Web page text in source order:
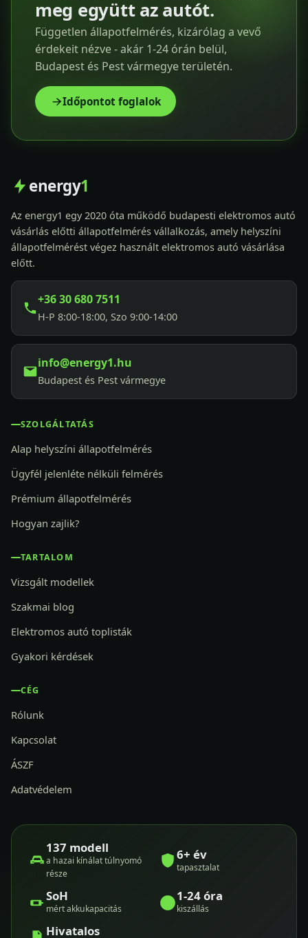
meg együtt az autót.
Független állapotfelmérés, kizárólag a vevő
érdekeit nézve - akár 1-24 órán belül,
Budapest és Pest vármegye területén.
Időpontot foglalok
energy1
Az energy1 egy 2020 óta működő budapesti elektromos autó
vásárlás előtti állapotfelmérés vállalkozás, amely helyszíni
állapotfelmérést végez használt elektromos autó vásárlása
előtt.
+36 30 680 7511
H-P 8:00-18:00, Szo 9:00-14:00
info@energy1.hu
Budapest és Pest vármegye
SZOLGÁLTATÁS
Alap helyszíni állapotfelmérés
Ügyfél jelenléte nélküli felmérés
Prémium állapotfelmérés
Hogyan zajlik?
TARTALOM
Vizsgált modellek
Szakmai blog
Elektromos autó toplisták
Gyakori kérdések
CÉG
Rólunk
Kapcsolat
ÁSZF
Adatvédelem
137 modell
a hazai kínálat túlnyomó
része
6+ év
tapasztalat
SoH
mért akkukapacitás
1-24 óra
kiszállás
Hivatalos